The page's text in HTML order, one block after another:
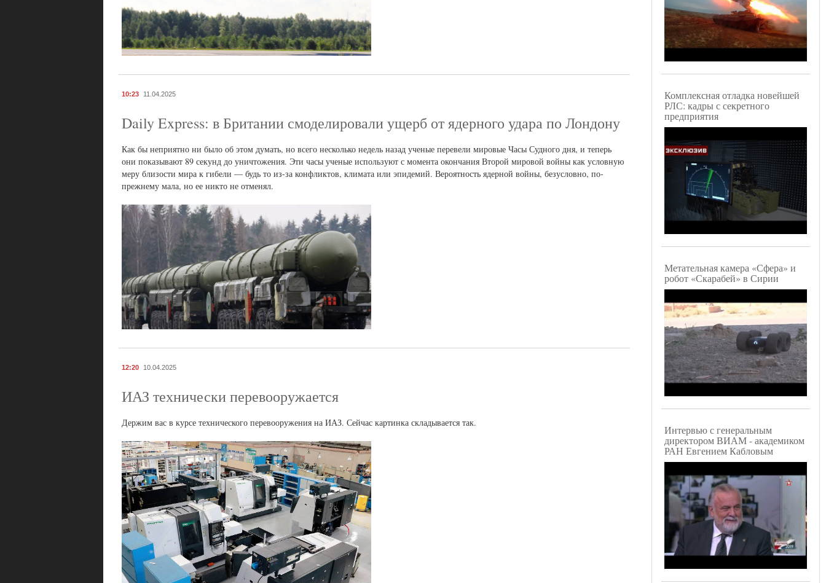
10:23 11.04.2025
Daily Express: в Британии смоделировали ущерб от ядерного удара по Лондону
Как бы неприятно ни было об этом думать, но всего несколько недель назад ученые перевели мировые Часы Судного дня, и теперь
они показывают 89 секунд до уничтожения. Эти часы ученые используют с момента окончания Второй мировой войны как условную
меру близости мира к гибели — будь то из-за конфликтов, климата или эпидемий. Вероятность ядерной войны, безусловно, по-
прежнему мала, но ее никто не отменял.
12:20 10.04.2025
ИАЗ технически перевооружается
Держим вас в курсе технического перевооружения на ИАЗ. Сейчас картинка складывается так.
Комплексная отладка новейшей
РЛС: кадры с секретного
предприятия
Метательная камера «Сфера» и
робот «Скарабей» в Сирии
Интервью с генеральным
директором ВИАМ - академиком
РАН Евгением Кабловым